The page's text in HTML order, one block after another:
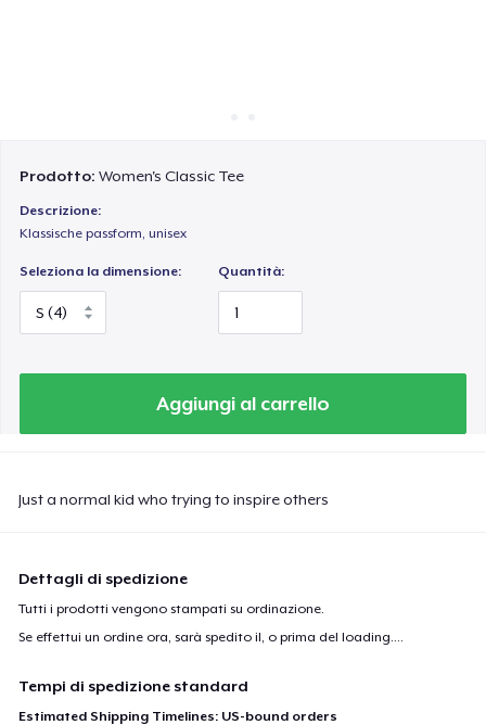
Prodotto:Women's Classic Tee
Descrizione:
Klassische passform, unisex
Seleziona la dimensione: Quantità:
Aggiungi al carrello
Just a normal kid who trying to inspire others
Dettagli di spedizione
Tutti i prodotti vengono stampati su ordinazione.
Se effettui un ordine ora, sarà spedito il, o prima delloading....
Tempi di spedizione standard
Estimated Shipping Timelines: US-bound orders